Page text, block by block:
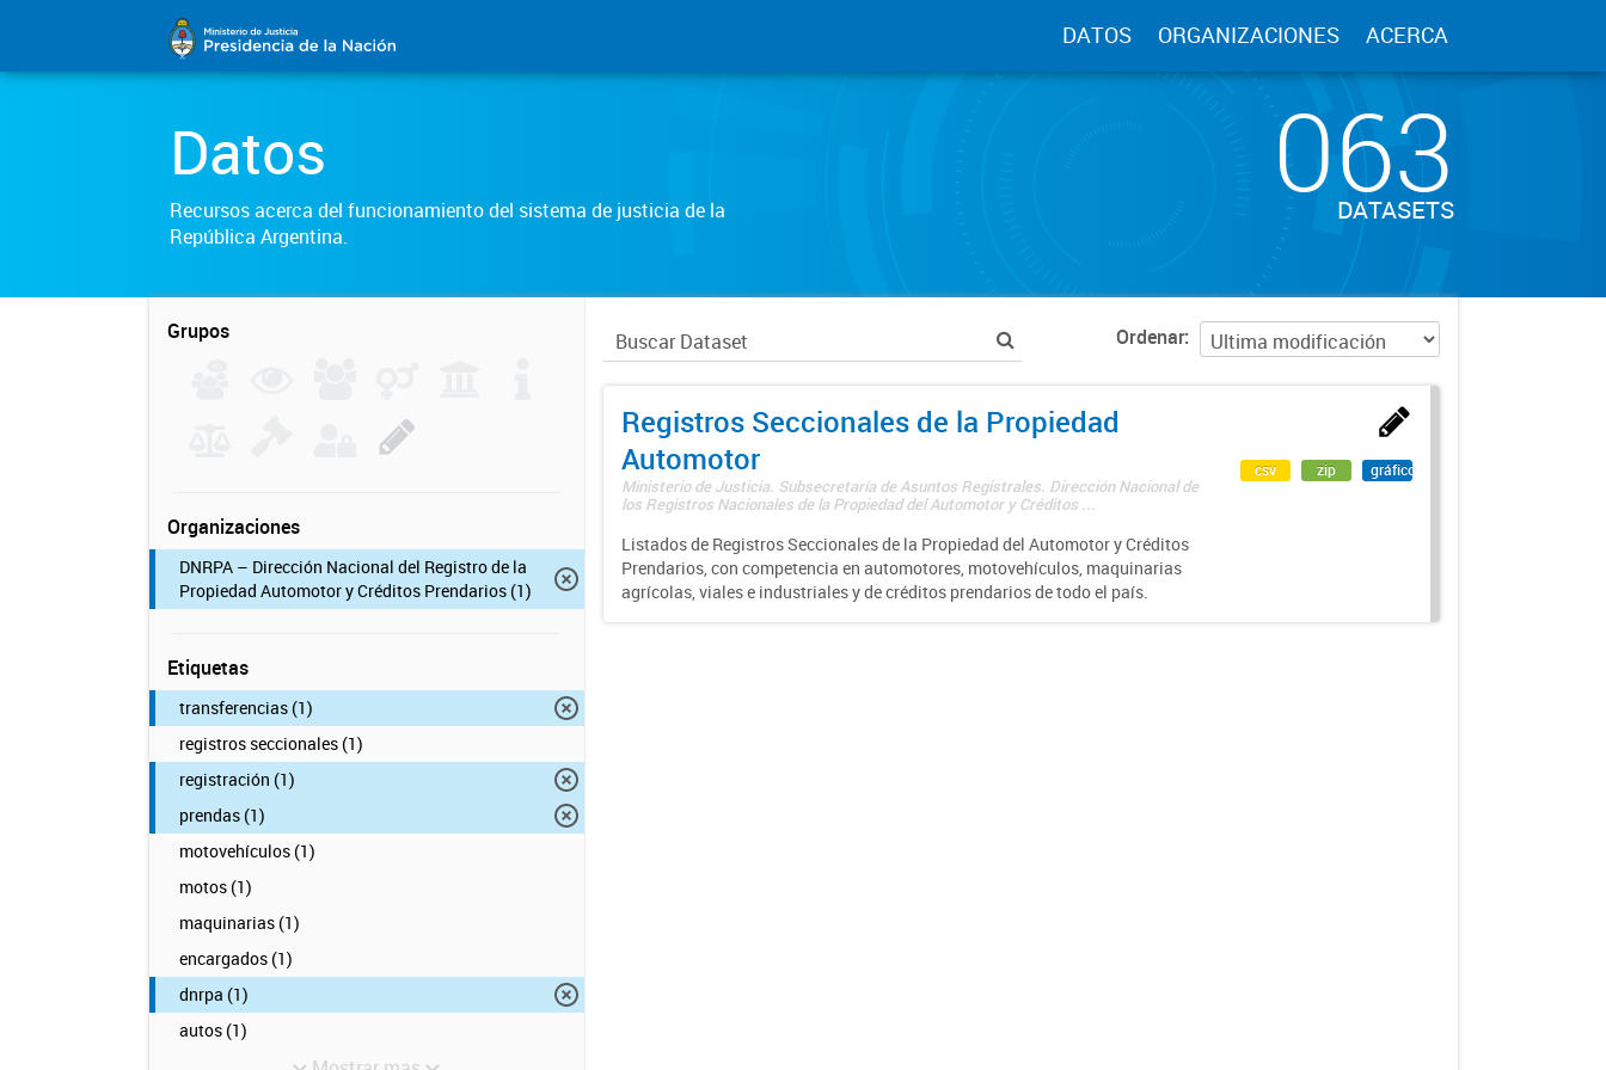
DATOS ORGANIZACIONES ACERCA
Datos
Recursos acerca del funcionamiento del sistema de justicia de la
República Argentina.
063
DATASETS
Grupos
Organizaciones
DNRPA – Dirección Nacional del Registro de la
Propiedad Automotor y Créditos Prendarios (1)
Etiquetas
transferencias (1)
registros seccionales (1)
registración (1)
prendas (1)
motovehículos (1)
motos (1)
maquinarias (1)
encargados (1)
dnrpa (1)
autos (1)
Ordenar
Registros Seccionales de la Propiedad
Automotor
Ministerio de Justicia. Subsecretaría de Asuntos Registrales. Dirección Nacional de
los Registros Nacionales de la Propiedad del Automotor y Créditos ...
Listados de Registros Seccionales de la Propiedad del Automotor y Créditos
Prendarios, con competencia en automotores, motovehículos, maquinarias
agrícolas, viales e industriales y de créditos prendarios de todo el país.
csv zip gráfico